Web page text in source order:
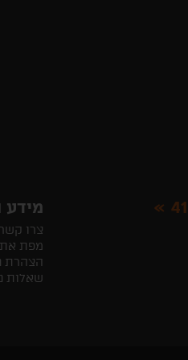
מידע
צרו קשר
מפת
הצהרת
שאלות